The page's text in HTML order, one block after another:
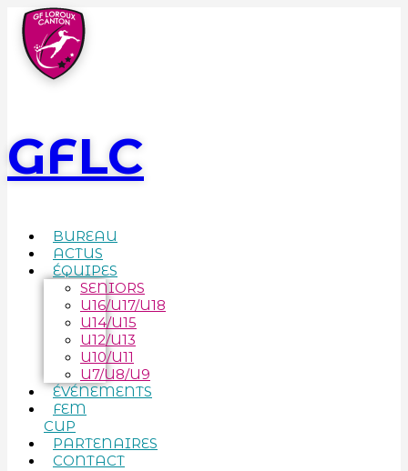
GFLC
BUREAU
ACTUS
ÉQUIPES
SENIORS
U16/U17/U18
U14/U15
U12/U13
U10/U11
U7/U8/U9
ÉVÉNEMENTS
FEM
CUP
PARTENAIRES
CONTACT